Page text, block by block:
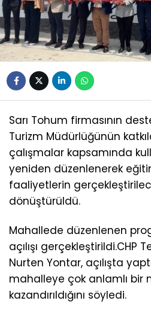
Sarı Tohum firmasının
Turizm Müdürlüğünün
çalışmalar kapsamında
yeniden düzenlenerek
faaliyetlerin
dönüştürüldü.
Mahallede düzenlenen
açılışı gerçekleştirildi.CHP
Nurten Yontar, açılışta
mahalleye çok anlamlı bir
kazandırıldığını söyledi.